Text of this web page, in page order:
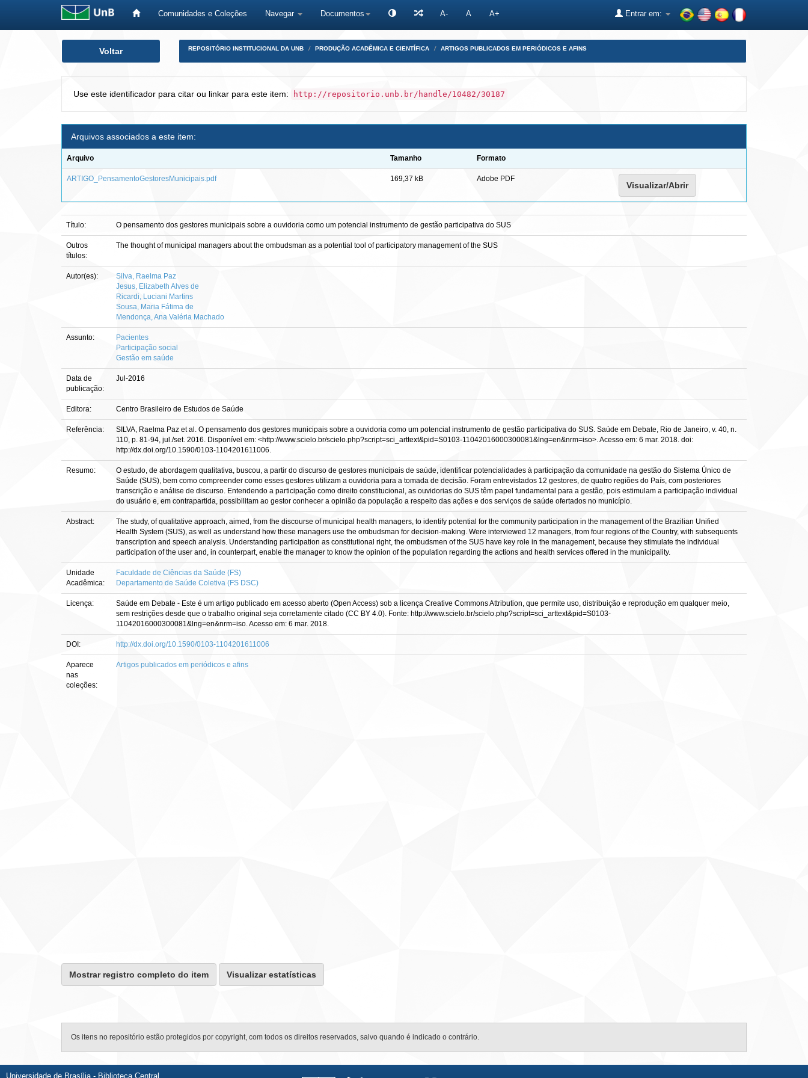
Comunidades e Coleções Navegar Documentos A- A A+ Entrar em:
Voltar REPOSITÓRIO INSTITUCIONAL DA UNB PRODUÇÃO ACADÊMICA E CIENTÍFICA ARTIGOS PUBLICADOS EM PERIÓDICOS E AFINS
Use este identificador para citar ou linkar para este item: http://repositorio.unb.br/handle/10482/30187
Arquivos associados a este item:
Arquivo Tamanho Formato
ARTIGO_PensamentoGestoresMunicipais.pdf 169,37 kB Adobe PDF
Visualizar/Abrir
Título: O pensamento dos gestores municipais sobre a ouvidoria como um potencial instrumento de gestão participativa do SUS
Outros
títulos:
The thought of municipal managers about the ombudsman as a potential tool of participatory management of the SUS
Autor(es):
Silva, Raelma Paz
Jesus, Elizabeth Alves de
Ricardi, Luciani Martins
Sousa, Maria Fátima de
Mendonça, Ana Valéria Machado
Assunto:
Pacientes
Participação social
Gestão em saúde
Data de
publicação:
Jul-2016
Editora: Centro Brasileiro de Estudos de Saúde
Referência:
SILVA, Raelma Paz et al. O pensamento dos gestores municipais sobre a ouvidoria como um potencial instrumento de gestão participativa do SUS. Saúde em Debate, Rio de Janeiro, v. 40, n.
110, p. 81-94, jul./set. 2016. Disponível em: <http://www.scielo.br/scielo.php?script=sci_arttext&pid=S0103-11042016000300081&lng=en&nrm=iso>. Acesso em: 6 mar. 2018. doi:
http://dx.doi.org/10.1590/0103-1104201611006.
Resumo:
O estudo, de abordagem qualitativa, buscou, a partir do discurso de gestores municipais de saúde, identificar potencialidades à participação da comunidade na gestão do Sistema Único de
Saúde (SUS), bem como compreender como esses gestores utilizam a ouvidoria para a tomada de decisão. Foram entrevistados 12 gestores, de quatro regiões do País, com posteriores
transcrição e análise de discurso. Entendendo a participação como direito constitucional, as ouvidorias do SUS têm papel fundamental para a gestão, pois estimulam a participação individual
do usuário e, em contrapartida, possibilitam ao gestor conhecer a opinião da população a respeito das ações e dos serviços de saúde ofertados no município.
Abstract:
The study, of qualitative approach, aimed, from the discourse of municipal health managers, to identify potential for the community participation in the management of the Brazilian Unified
Health System (SUS), as well as understand how these managers use the ombudsman for decision-making. Were interviewed 12 managers, from four regions of the Country, with subsequents
transcription and speech analysis. Understanding participation as constitutional right, the ombudsmen of the SUS have key role in the management, because they stimulate the individual
participation of the user and, in counterpart, enable the manager to know the opinion of the population regarding the actions and health services offered in the municipality.
Unidade
Acadêmica:
Faculdade de Ciências da Saúde (FS)
Departamento de Saúde Coletiva (FS DSC)
Licença:
Saúde em Debate - Este é um artigo publicado em acesso aberto (Open Access) sob a licença Creative Commons Attribution, que permite uso, distribuição e reprodução em qualquer meio,
sem restrições desde que o trabalho original seja corretamente citado (CC BY 4.0). Fonte: http://www.scielo.br/scielo.php?script=sci_arttext&pid=S0103-
11042016000300081&lng=en&nrm=iso. Acesso em: 6 mar. 2018.
DOI: http://dx.doi.org/10.1590/0103-1104201611006
Aparece
nas
coleções:
Artigos publicados em periódicos e afins
Mostrar registro completo do item Visualizar estatísticas
Os itens no repositório estão protegidos por copyright, com todos os direitos reservados, salvo quando é indicado o contrário.
Universidade de Brasília - Biblioteca Central